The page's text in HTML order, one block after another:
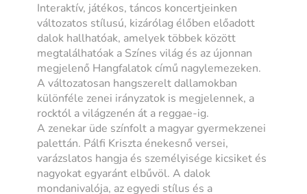
Interaktív, játékos, táncos koncertjeinken
változatos stílusú, kizárólag élőben előadott
dalok hallhatóak, amelyek többek között
megtalálhatóak a Színes világ és az újonnan
megjelenő Hangfalatok című nagylemezeken.
A változatosan hangszerelt dallamokban
különféle zenei irányzatok is megjelennek, a
rocktól a világzenén át a reggae-ig.
A zenekar üde színfolt a magyar gyermekzenei
palettán. Pálfi Kriszta énekesnő versei,
varázslatos hangja és személyisége kicsiket és
nagyokat egyaránt elbűvöl. A dalok
mondanivalója, az egyedi stílus és a